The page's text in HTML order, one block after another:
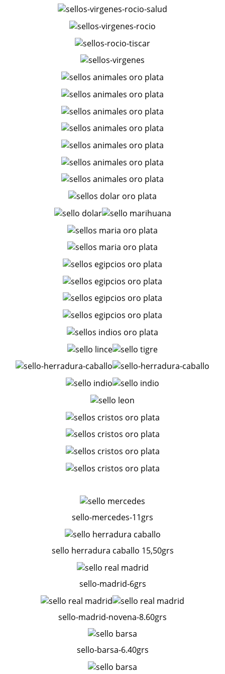
sello-mercedes-11grs
sello herradura caballo 15,50grs
sello-madrid-6grs
sello-madrid-novena-8.60grs
sello-barsa-6.40grs